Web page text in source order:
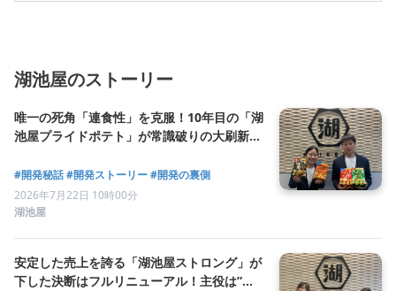
湖池屋のストーリー
唯一の死角「連食性」を克服！10年目の「湖
池屋プライドポテト」が常識破りの大刷新。
え、プレミアムと日常の“両取り”へ挑む、超
絶難易度の開発ストーリー。
#開発秘話#開発ストーリー#開発の裏側
2026年7月22日 10時00分
湖池屋
安定した売上を誇る「湖池屋ストロング」が
下した決断はフルリニューアル！主役は”辛